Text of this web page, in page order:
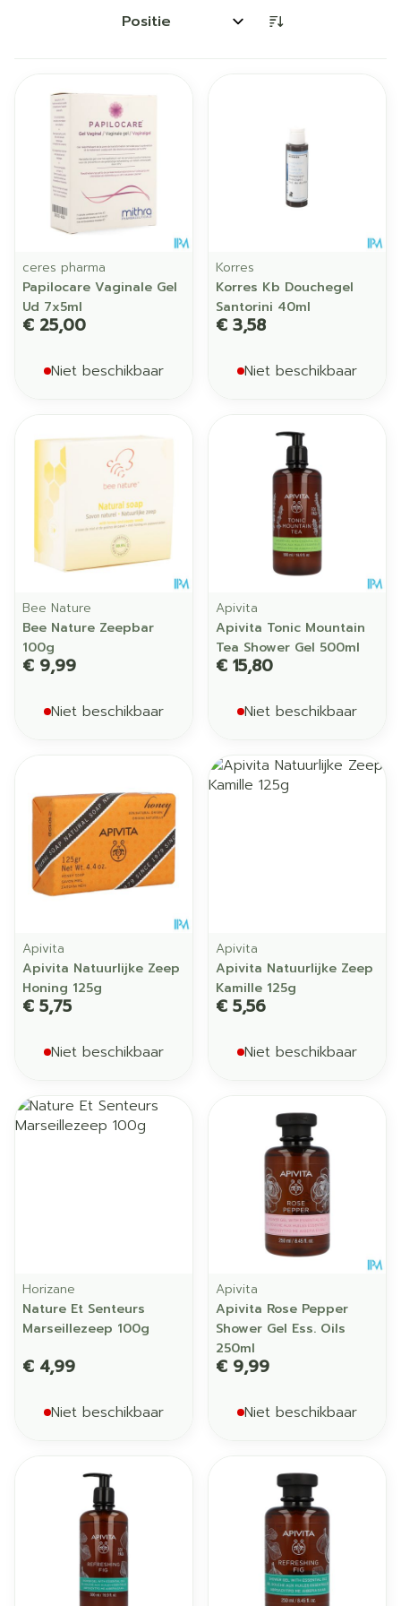
Sorteer op:
ceres pharma
Papilocare Vaginale Gel
Ud 7x5ml
€ 25,00
Niet beschikbaar
Korres
Korres Kb Douchegel
Santorini 40ml
€ 3,58
Niet beschikbaar
Bee Nature
Bee Nature Zeepbar
100g
€ 9,99
Niet beschikbaar
Apivita
Apivita Tonic Mountain
Tea Shower Gel 500ml
€ 15,80
Niet beschikbaar
Apivita
Apivita Natuurlijke Zeep
Honing 125g
€ 5,75
Niet beschikbaar
Apivita
Apivita Natuurlijke Zeep
Kamille 125g
€ 5,56
Niet beschikbaar
Horizane
Nature Et Senteurs
Marseillezeep 100g
€ 4,99
Niet beschikbaar
Apivita
Apivita Rose Pepper
Shower Gel Ess. Oils
250ml
€ 9,99
Niet beschikbaar